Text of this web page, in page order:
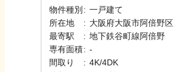
物件種別 : 一戸建て
所在地
: 大阪府大阪市阿倍野区
最寄駅
: 地下鉄谷町線 阿倍野
専有面積: -
間取り
: 4K/4DK